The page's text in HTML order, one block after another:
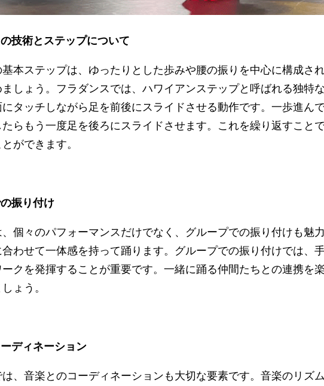
技術とステップについて
基本ステップは、ゆったりとした歩みや腰の振りを中心に構成さ
しょう。フラダンスでは、ハワイアンステップと呼ばれる独特
タッチしながら足を前後にスライドさせる動作です。一歩進ん
らもう一度足を後ろにスライドさせます。これを繰り返すこと
ができます。
振り付け
、個々のパフォーマンスだけでなく、グループでの振り付けも魅
わせて一体感を持って踊ります。グループでの振り付けでは、
ークを発揮することが重要です。一緒に踊る仲間たちとの連携を
ょう。
ディネーション
、音楽とのコーディネーションも大切な要素です。音楽のリズ